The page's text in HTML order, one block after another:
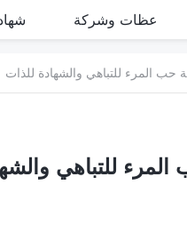
عظات وشركة